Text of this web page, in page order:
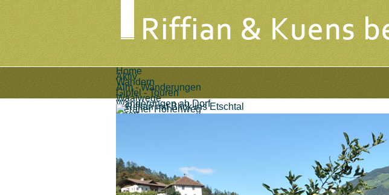
Home
Aktiv
Wandern
Alm - Wanderungen
Gipfel - Touren
Waalwege
Wanderungen ab Dorf
Meraner Höhenweg
Sport
Kiosk Finele
Pizzeria Eisdiele
Unterweger
Cafe Bar Imbisstube
Hubertus
Pizzeria Eisdiele Pircher
Alle (12) Ergebnisse